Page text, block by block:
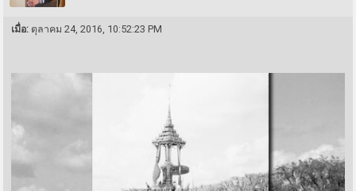
เมื่อ: ตุลาคม 24, 2016, 10:52:23 PM